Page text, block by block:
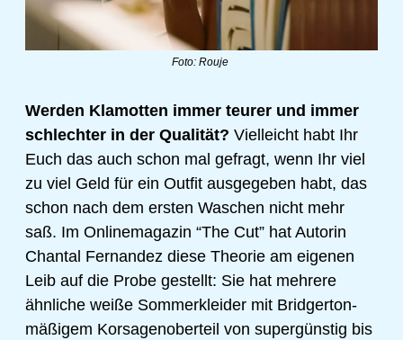
Foto: Rouje
Werden Klamotten immer teurer und immer
schlechter in der Qualität? Vielleicht habt Ihr
Euch das auch schon mal gefragt, wenn Ihr viel
zu viel Geld für ein Outfit ausgegeben habt, das
schon nach dem ersten Waschen nicht mehr
saß. Im Onlinemagazin “The Cut” hat Autorin
Chantal Fernandez diese Theorie am eigenen
Leib auf die Probe gestellt: Sie hat mehrere
ähnliche weiße Sommerkleider mit Bridgerton-
mäßigem Korsagenoberteil von supergünstig bis